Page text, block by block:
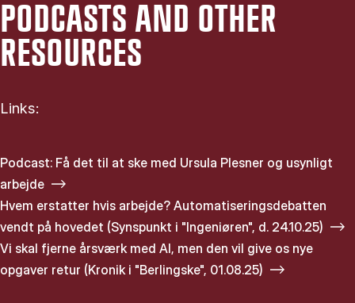
PODCASTS AND OTHER
RESOURCES
Links:
Podcast: Få det til at ske med Ursula Plesner og usynligt
arbejde
Hvem erstatter hvis arbejde? Automatiseringsdebatten
vendt på hovedet (Synspunkt i "Ingeniøren", d. 24.10.25)
Vi skal fjerne årsværk med AI, men den vil give os nye
opgaver retur (Kronik i "Berlingske", 01.08.25)